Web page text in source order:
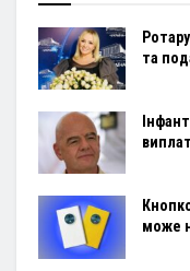
та
може